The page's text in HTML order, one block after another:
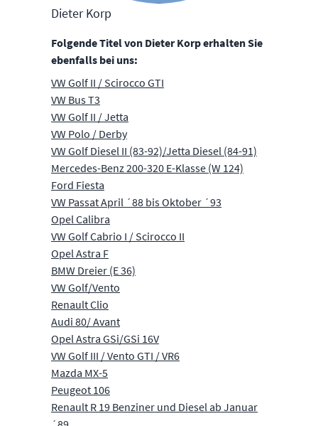
Dieter Korp
Folgende Titel von Dieter Korp erhalten Sie
ebenfalls bei uns:
VW Golf II / Scirocco GTI
VW Bus T3
VW Golf II / Jetta
VW Polo / Derby
VW Golf Diesel II (83-92)/Jetta Diesel (84-91)
Mercedes-Benz 200-320 E-Klasse (W 124)
Ford Fiesta
VW Passat April ´88 bis Oktober ´93
Opel Calibra
VW Golf Cabrio I / Scirocco II
Opel Astra F
BMW Dreier (E 36)
VW Golf/Vento
Renault Clio
Audi 80/ Avant
Opel Astra GSi/GSi 16V
VW Golf III / Vento GTI / VR6
Mazda MX-5
Peugeot 106
Renault R 19 Benziner und Diesel ab Januar